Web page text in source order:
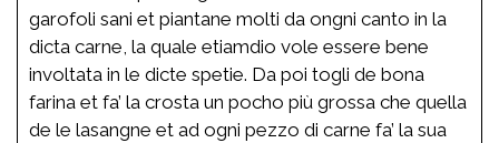
garofoli sani et piantane molti da ongni canto in la
dicta carne, la quale etiamdio vole essere bene
involtata in le dicte spetie. Da poi togli de bona
farina et fa’ la crosta un pocho più grossa che quella
de le lasangne et ad ogni pezzo di carne fa’ la sua